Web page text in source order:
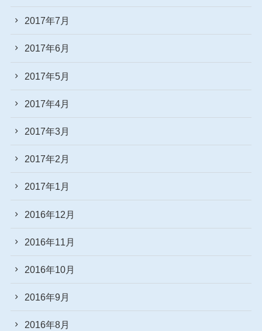
2017年7月
2017年6月
2017年5月
2017年4月
2017年3月
2017年2月
2017年1月
2016年12月
2016年11月
2016年10月
2016年9月
2016年8月